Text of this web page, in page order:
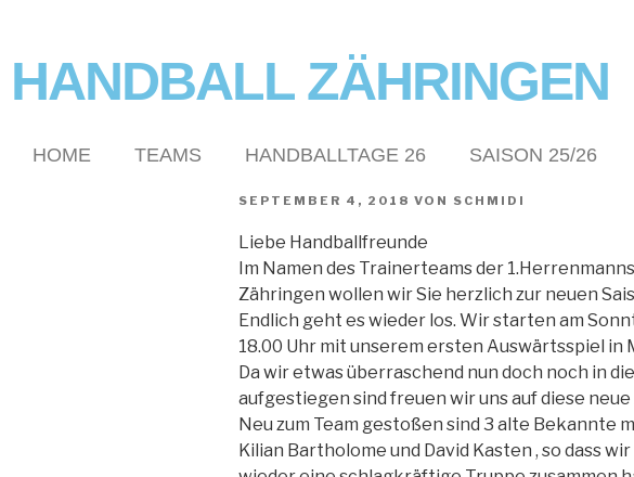
HANDBALL ZÄHRINGEN
HOME TEAMS HANDBALLTAGE 26 SAISON 25/26
SEPTEMBER 4, 2018 VON SCHMIDI
Liebe Handballfreunde
Im Namen des Trainerteams der
Zähringen wollen wir Sie herzlich zur neuen
Endlich geht es wieder los. Wir starten am
18.00 Uhr mit unserem ersten Auswärtsspiel in
Da wir etwas überraschend nun doch noch in
aufgestiegen sind freuen wir uns auf diese neue
Neu zum Team gestoßen sind 3 alte Bekannte
Kilian Bartholome und David Kasten , so dass